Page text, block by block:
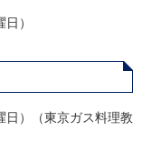
）
日）（東京ガス料理教